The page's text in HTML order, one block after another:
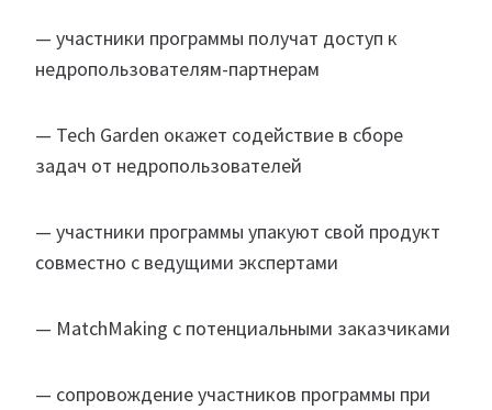
— участники программы получат доступ к
недропользователям-партнерам
— Tech Garden окажет содействие в сборе
задач от недропользователей
— участники программы упакуют свой продукт
совместно с ведущими экспертами
— MatchMaking c потенциальными заказчиками
— сопровождение участников программы при